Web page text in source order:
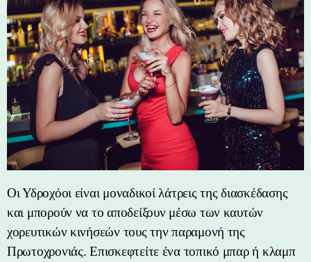
Οι Υδροχόοι είναι μοναδικοί λάτρεις της διασκέδασης
και μπορούν να το αποδείξουν μέσω των καυτών
χορευτικών κινήσεών τους την παραμονή της
Πρωτοχρονιάς. Επισκεφτείτε ένα τοπικό μπαρ ή κλαμπ